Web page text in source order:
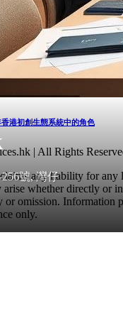
號, 灣仔
港初創生態系統中的角色
| All Rights
any liability for any
arise whether directly or
or omission. Information
only.